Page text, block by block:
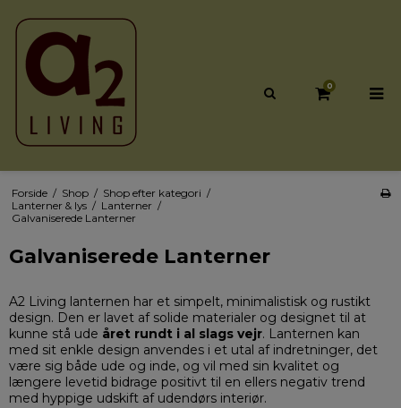
0
Forside / Shop / Shop efter kategori /
Lanterner & lys / Lanterner /
Galvaniserede Lanterner
Galvaniserede Lanterner
A2 Living lanternen har et simpelt, minimalistisk og rustikt
design. Den er lavet af solide materialer og designet til at
kunne stå ude året rundt i al slags vejr. Lanternen kan
med sit enkle design anvendes i et utal af indretninger, det
være sig både ude og inde, og vil med sin kvalitet og
længere levetid bidrage positivt til en ellers negativ trend
med hyppige udskift af udendørs interiør.